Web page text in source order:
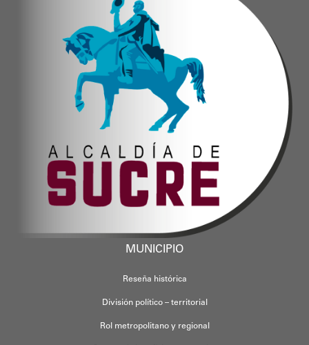
MUNICIPIO
Reseña histórica
División político – territorial
Rol metropolitano y regional